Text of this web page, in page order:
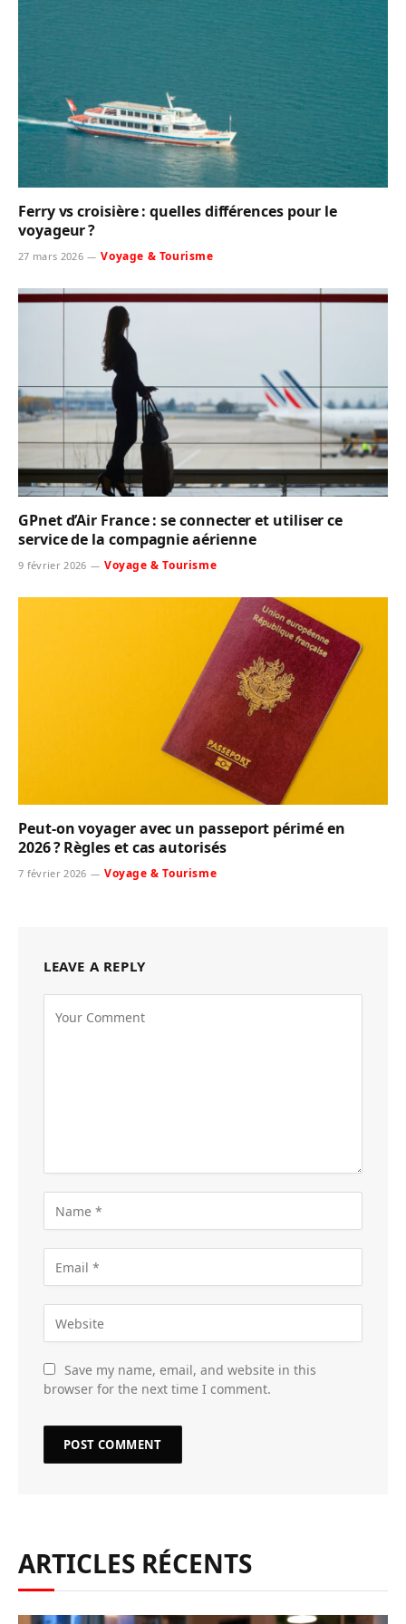
Ferry vs croisière : quelles différences pour le
voyageur ?
27 mars 2026 Voyage & Tourisme
GPnet d’Air France : se connecter et utiliser ce
service de la compagnie aérienne
9 février 2026 Voyage & Tourisme
Peut-on voyager avec un passeport périmé en
2026 ? Règles et cas autorisés
7 février 2026 Voyage & Tourisme
LEAVE A REPLY
Save my name, email, and website in this
browser for the next time I comment.
ARTICLES RÉCENTS